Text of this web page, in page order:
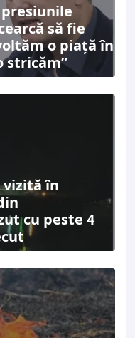
să fie
o piață în
stricăm”
în
cu peste 4